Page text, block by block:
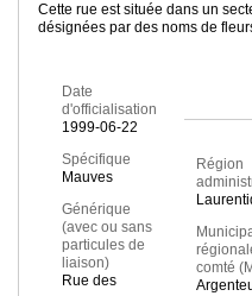
Cette rue est située dans un
désignées par des noms de
Date
d'officialisation
1999-06-22
Spécifique
Mauves
Générique
(avec ou sans
particules de
liaison)
Rue des
Région
comté